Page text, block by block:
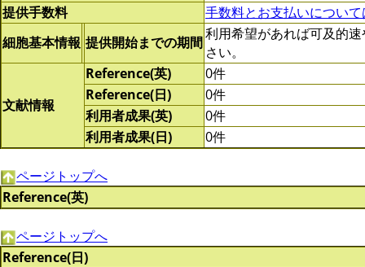
提供手数料
手数料とお支払いについ
細胞基本情報 提供開始までの期間利用希望があれば可及的
さい。
文献情報
Reference(英)
0件
Reference(日)
0件
利用者成果(英)
0件
利用者成果(日)
0件
ページトップへ
Reference(英)
ページトップへ
Reference(日)